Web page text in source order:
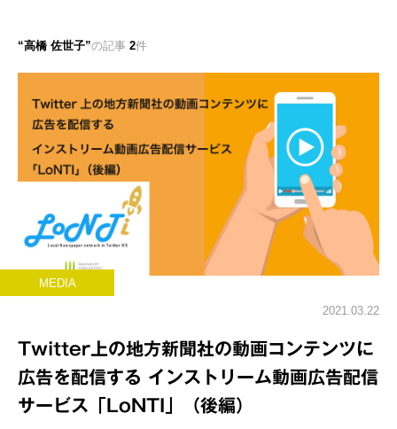
高橋 佐世子 の記事 2件
MEDIA
2021.03.22
Twitter上の地方新聞社の動画コンテンツに
広告を配信する インストリーム動画広告配信
サービス「LoNTI」（後編）